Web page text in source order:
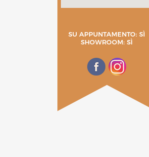
SU APPUNTAMENTO: SÌ
SHOWROOM: SÌ